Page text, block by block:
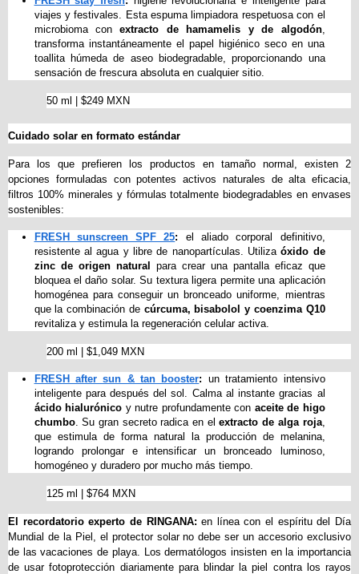
viajes y festivales. Esta espuma limpiadora respetuosa con el
microbioma con extracto de hamamelis y de algodón,
transforma instantáneamente el papel higiénico seco en una
toallita húmeda de aseo biodegradable, proporcionando una
sensación de frescura absoluta en cualquier sitio.
50 ml | $249 MXN
Cuidado solar en formato estándar
Para los que prefieren los productos en tamaño normal, existen 2
opciones formuladas con potentes activos naturales de alta eficacia,
filtros 100% minerales y fórmulas totalmente biodegradables en envases
sostenibles:
FRESH sunscreen SPF 25: el aliado corporal definitivo,
resistente al agua y libre de nanopartículas. Utiliza óxido de
zinc de origen natural para crear una pantalla eficaz que
bloquea el daño solar. Su textura ligera permite una aplicación
homogénea para conseguir un bronceado uniforme, mientras
que la combinación de cúrcuma, bisabolol y coenzima Q10
revitaliza y estimula la regeneración celular activa.
200 ml | $1,049 MXN
FRESH after sun & tan booster: un tratamiento intensivo
ácido hialurónico y nutre profundamente con aceite de higo
chumbo. Su gran secreto radica en el extracto de alga roja,
que estimula de forma natural la producción de melanina,
logrando prolongar e intensificar un bronceado luminoso,
homogéneo y duradero por mucho más tiempo.
125 ml | $764 MXN
El recordatorio experto de RINGANA: en línea con el espíritu del Día
Mundial de la Piel, el protector solar no debe ser un accesorio exclusivo
de las vacaciones de playa. Los dermatólogos insisten en la importancia
de usar fotoprotección diariamente para blindar la piel contra los rayos